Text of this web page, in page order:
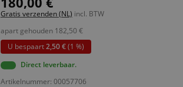
Gratis verzenden (NL) incl. BTW
apart gehouden 182,50 €
U bespaart2,50 €(1 %)
Direct leverbaar.
Artikelnummer: 00057706